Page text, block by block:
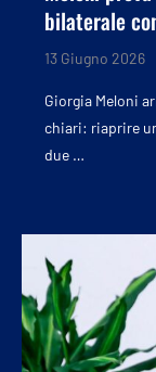
bilaterale
13 Giugno 2026
Giorgia Meloni
chiari: riaprire
due …